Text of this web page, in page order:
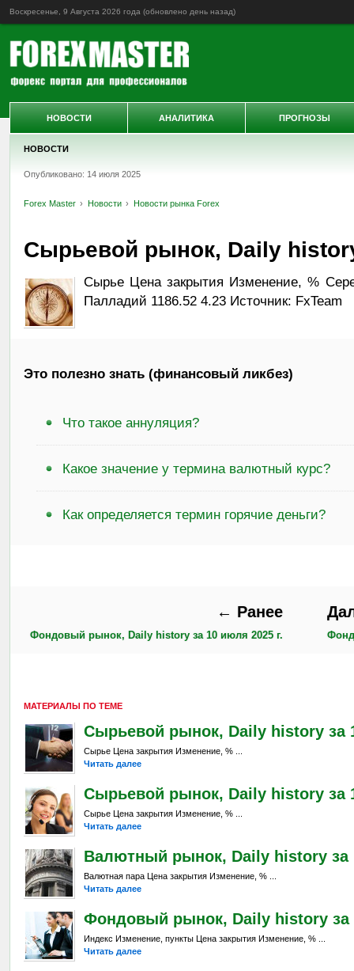
Воскресенье, 9 Августа 2026 года (обновлено день назад)
НОВОСТИ
Опубликовано: 14 июля 2025
Forex Master Новости Новости рынка Forex
Сырьевой рынок, Daily
Сырье Цена закрытия Изменение, %
Палладий 1186.52 4.23 Источник: FxTeam
Это полезно знать (финансовый ликбез)
Что такое аннуляция?
Какое значение у термина валютный курс?
Как определяется термин горячие деньги?
← Ранее
Фондовый рынок, Daily history за 10 июля 2025 г.
МАТЕРИАЛЫ ПО ТЕМЕ
Сырьевой рынок, Daily history за
Сырье Цена закрытия Изменение, % ...
Читать далее
Сырьевой рынок, Daily history за
Сырье Цена закрытия Изменение, % ...
Читать далее
Валютный рынок, Daily history за
Валютная пара Цена закрытия Изменение, % ...
Читать далее
Фондовый рынок, Daily history за
Индекс Изменение, пункты Цена закрытия Изменение, % ...
Читать далее
НОВОСТИ АНАЛИТИКА ПРОГНОЗЫ